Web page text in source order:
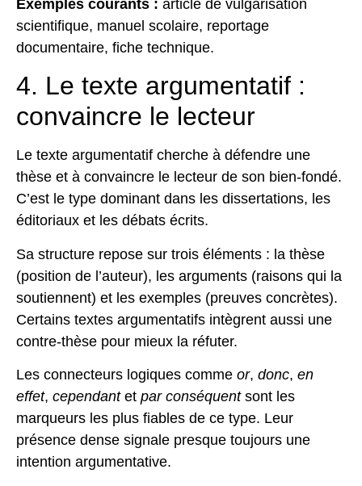
Exemples courants : article de vulgarisation
scientifique, manuel scolaire, reportage
documentaire, fiche technique.
4. Le texte argumentatif :
convaincre le lecteur
Le texte argumentatif cherche à défendre une
thèse et à convaincre le lecteur de son bien-fondé.
C’est le type dominant dans les dissertations, les
éditoriaux et les débats écrits.
Sa structure repose sur trois éléments : la thèse
(position de l’auteur), les arguments (raisons qui la
soutiennent) et les exemples (preuves concrètes).
Certains textes argumentatifs intègrent aussi une
contre-thèse pour mieux la réfuter.
Les connecteurs logiques comme or, donc, en
effet, cependantet par conséquentsont les
marqueurs les plus fiables de ce type. Leur
présence dense signale presque toujours une
intention argumentative.